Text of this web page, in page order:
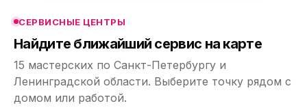
СЕРВИСНЫЕ ЦЕНТРЫ
Найдите ближайший сервис на карте
15 мастерских по Санкт-Петербургу и
Ленинградской области. Выберите точку рядом с
домом или работой.
ю